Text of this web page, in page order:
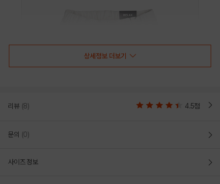
상세정보 더보기
리뷰 (8) 4.5점
문의 (0)
사이즈 정보